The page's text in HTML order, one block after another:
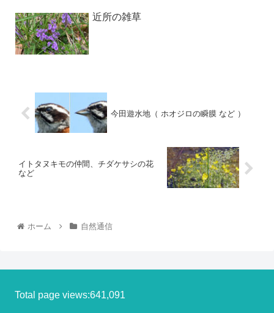
近所の雑草
今田遊水地（ ホオジロの瞬膜 など ）
イトタヌキモの仲間、チダケサシの花
など
ホーム 自然通信
Total page views:641,091